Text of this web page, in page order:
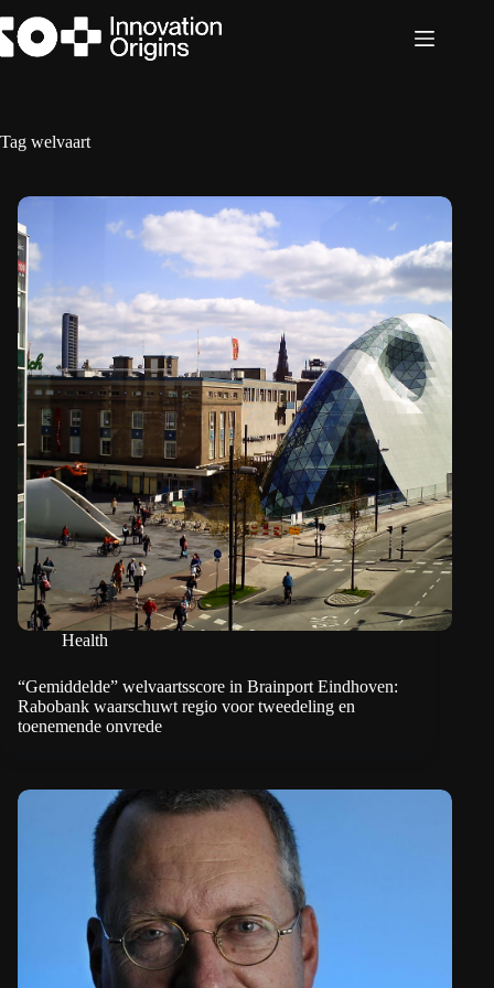
naar
de
Tag welvaart
Health
“Gemiddelde” welvaartsscore in Brainport Eindhoven:
Rabobank waarschuwt regio voor tweedeling en
toenemende onvrede